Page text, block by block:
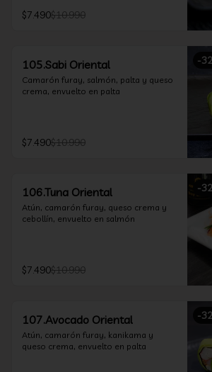
$7.490$10.990
-32
105.Sabi Oriental
Camarón furay, salmón, palta y queso
crema, envuelto en palta
$7.490$10.990
-32
106.Tuna Oriental
Atún, camarón furay, queso crema y
cebollín, envuelto en salmón
$7.490$10.990
-32
107.Avocado Oriental
Atún, camarón furay, kanikama y
queso crema, envuelto en palta